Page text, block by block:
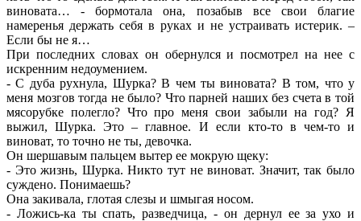
виновата… - бормотала она, позабыв все свои благие
намеренья держать себя в руках и не устраивать истерик. –
Если бы не я…
При последних словах он обернулся и посмотрел на нее с
искренним недоумением.
- С дуба рухнула, Шурка? В чем ты виновата? В том, что у
меня мозгов тогда не было? Что парней наших без счета в той
мясорубке полегло? Что про меня свои забыли на год? Я
выжил, Шурка. Это – главное. И если кто-то в чем-то и
виноват, то точно не ты, девочка.
Он шершавым пальцем вытер ее мокрую щеку:
- Это жизнь, Шурка. Никто тут не виноват. Значит, так было
суждено. Понимаешь?
Она закивала, глотая слезы и шмыгая носом.
- Ложись-ка ты спать, разведчица, - он дернул ее за ухо и